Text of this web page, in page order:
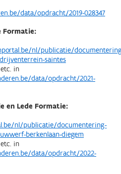
data/opdracht/2019-028347
Formatie:
nl/publicatie/
saintes
in
data/opdracht/2021-
en Lede Formatie:
nl/publicatie/documentering-
berkenlaan-diegem
in
data/opdracht/2022-